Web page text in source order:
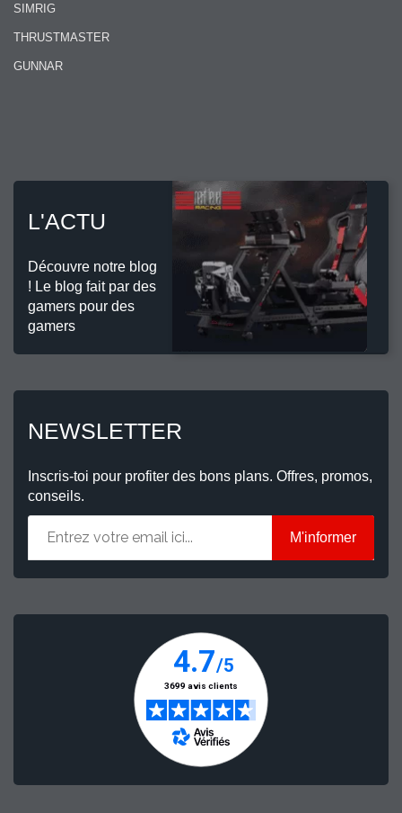
SIMRIG
THRUSTMASTER
GUNNAR
L'ACTU
Découvre notre blog
! Le blog fait par des
gamers pour des
gamers
NEWSLETTER
Inscris-toi pour profiter des bons plans. Offres, promos,
conseils.
M'informer